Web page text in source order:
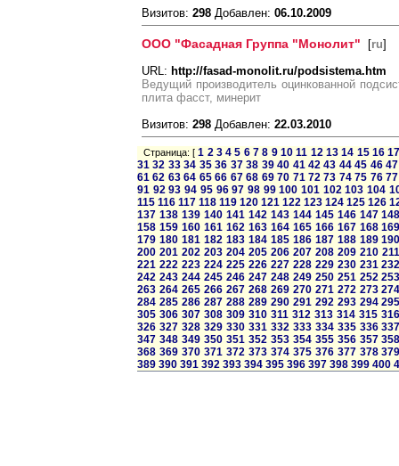
Визитов: 298 Добавлен: 06.10.2009
ООО "Фасадная Группа "Монолит" [ru]
URL: http://fasad-monolit.ru/podsistema.htm
Ведущий производитель оцинкованной
плита фасст, минерит
Визитов: 298 Добавлен: 22.03.2010
Страница: [1 2 3 4 5 6 7 8 9 10 11 12 13 14 15 16
31 32 33 34 35 36 37 38 39 40 41 42 43 44 45 46 47
61 62 63 64 65 66 67 68 69 70 71 72 73 74 75 76 77
91 92 93 94 95 96 97 98 99 100 101 102 103 104
115 116 117 118 119 120 121 122 123 124 125 126
137 138 139 140 141 142 143 144 145 146 147
158 159 160 161 162 163 164 165 166 167 168
179 180 181 182 183 184 185 186 187 188 189
200 201 202 203 204 205 206 207 208 209 210 211
221 222 223 224 225 226 227 228 229 230 231
242 243 244 245 246 247 248 249 250 251 252
263 264 265 266 267 268 269 270 271 272 273
284 285 286 287 288 289 290 291 292 293 294
305 306 307 308 309 310 311 312 313 314 315 316
326 327 328 329 330 331 332 333 334 335 336
347 348 349 350 351 352 353 354 355 356 357
368 369 370 371 372 373 374 375 376 377 378
389 390 391 392 393 394 395 396 397 398 399 400